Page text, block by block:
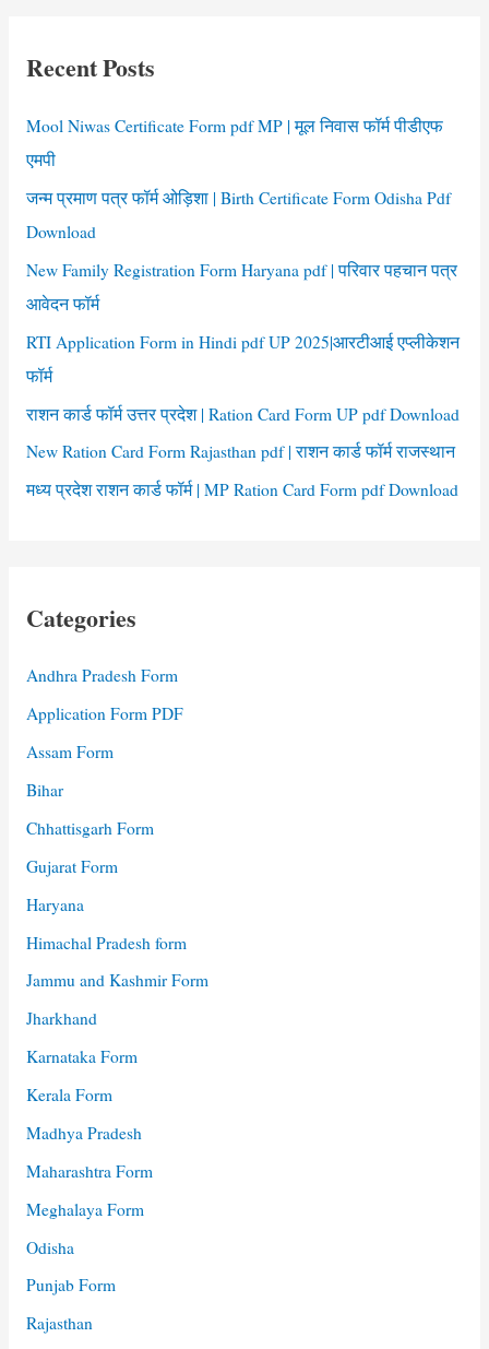
Form
f
o
:
Recent Posts
Mool Niwas Certificate Form pdf MP | मूल निवास फॉर्म पीडीएफ
एमपी
जन्म प्रमाण पत्र फॉर्म ओड़िशा | Birth Certificate Form Odisha Pdf
Download
New Family Registration Form Haryana pdf | परिवार पहचान पत्र
आवेदन फॉर्म
RTI Application Form in Hindi pdf UP 2025|आरटीआई एप्लीकेशन
फॉर्म
राशन कार्ड फॉर्म उत्तर प्रदेश | Ration Card Form UP pdf Download
New Ration Card Form Rajasthan pdf | राशन कार्ड फॉर्म राजस्थान
मध्य प्रदेश राशन कार्ड फॉर्म | MP Ration Card Form pdf Download
Categories
Andhra Pradesh Form
Application Form PDF
Assam Form
Bihar
Chhattisgarh Form
Gujarat Form
Haryana
Himachal Pradesh form
Jammu and Kashmir Form
Jharkhand
Karnataka Form
Kerala Form
Madhya Pradesh
Maharashtra Form
Meghalaya Form
Odisha
Punjab Form
Rajasthan